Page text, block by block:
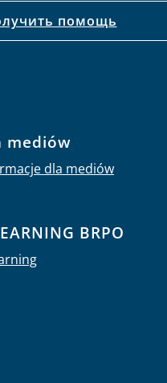
помощь
mediów
dla mediów
BRPO